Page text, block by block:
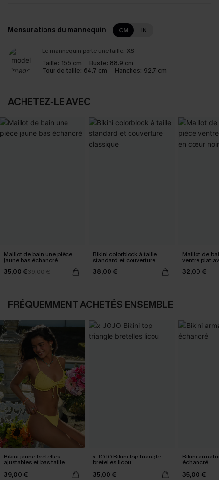
Mensurations du mannequin CM IN
Le mannequin porte une taille: XS
Taille: 155 cm Buste: 88.9 cm
Tour de taille: 64.7 cm Hanches: 92.7 cm
ACHETEZ‑LE AVEC
Maillot de bain une pièce
jaune bas échancré
35,00 €39,00 €
Bikini colorblock à taille
standard et couverture
38,00 €
Maillot de
ventre plat
cœur noir
32,00 €
FRÉQUEMMENT ACHETÉS ENSEMBLE
Bikini jaune bretelles
ajustables et bas taille
39,00 €
x JOJO Bikini top triangle
bretelles licou
35,00 €
Bikini
échancré
35,00 €